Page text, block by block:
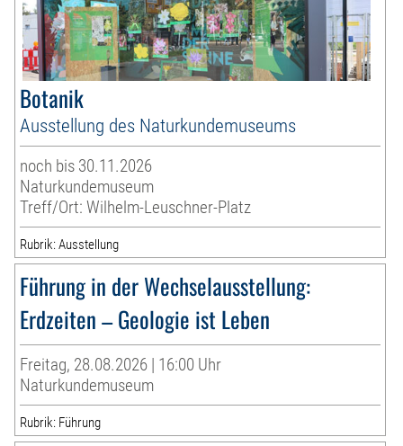
Botanik
Ausstellung des Naturkundemuseums
noch bis 30.11.2026
Naturkundemuseum
Treff/Ort: Wilhelm-Leuschner-Platz
Rubrik: Ausstellung
Führung in der Wechselausstellung:
Erdzeiten – Geologie ist Leben
Freitag, 28.08.2026 | 16:00 Uhr
Naturkundemuseum
Rubrik: Führung